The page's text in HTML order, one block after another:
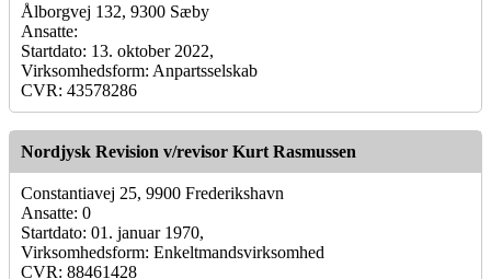
Ålborgvej 132, 9300 Sæby
Ansatte:
Startdato: 13. oktober 2022,
Virksomhedsform: Anpartsselskab
CVR: 43578286
Nordjysk Revision v/revisor Kurt Rasmussen
Constantiavej 25, 9900 Frederikshavn
Ansatte: 0
Startdato: 01. januar 1970,
Virksomhedsform: Enkeltmandsvirksomhed
CVR: 88461428